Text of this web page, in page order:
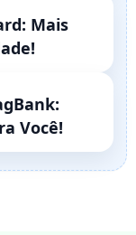
Mais
Você!